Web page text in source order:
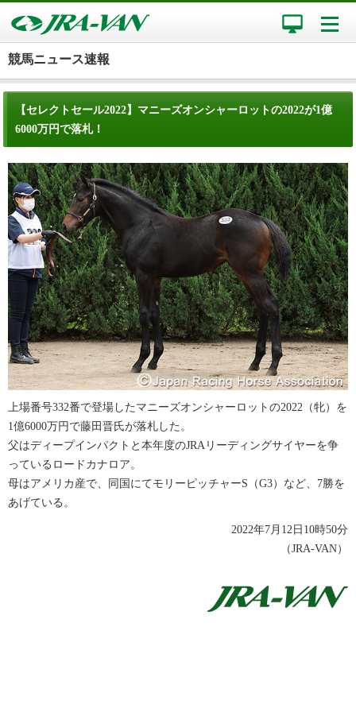
競馬ニュース速報
【セレクトセール2022】マニーズオンシャーロットの2022が1億
6000万円で落札！
上場番号332番で登場したマニーズオンシャーロットの2022（牝）を
1億6000万円で藤田晋氏が落札した。
父はディープインパクトと本年度のJRAリーディングサイヤーを争
っているロードカナロア。
母はアメリカ産で、同国にてモリーピッチャーS（G3）など、7勝を
あげている。
2022年7月12日10時50分
（JRA-VAN）